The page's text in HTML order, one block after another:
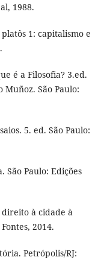
1988.
platôs 1: capitalismo e
é a Filosofia? 3.ed.
São Paulo:
5. ed. São Paulo:
São Paulo: Edições
direito à cidade à
2014.
Petrópolis/RJ: